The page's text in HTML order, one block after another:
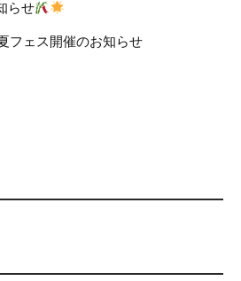
らせ
フェス開催のお知らせ